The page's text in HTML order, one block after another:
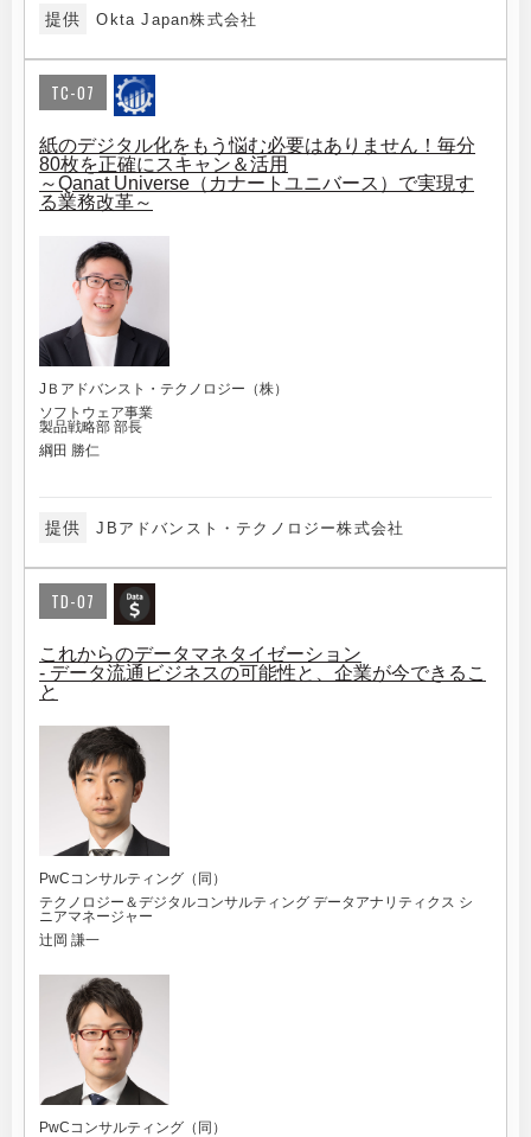
提供 Okta Japan株式会社
TC-07
紙のデジタル化をもう悩む必要はありません！毎分
80枚を正確にスキャン＆活用
～Qanat Universe（カナートユニバース）で実現す
る業務改革～
JＢアドバンスト・テクノロジー（株）
ソフトウェア事業
製品戦略部 部長
綱田 勝仁
提供 JBアドバンスト・テクノロジー株式会社
TD-07
これからのデータマネタイゼーション
- データ流通ビジネスの可能性と、企業が今できるこ
と
PwCコンサルティング（同）
テクノロジー＆デジタルコンサルティング データアナリティクス シ
ニアマネージャー
辻岡 謙一
PwCコンサルティング（同）